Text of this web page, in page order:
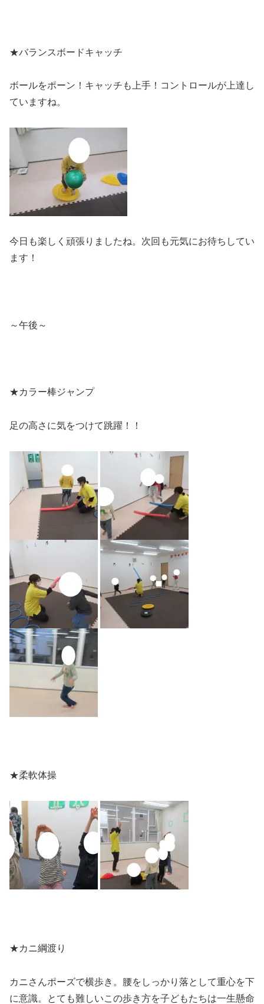
★バランスボードキャッチ
ボールをポーン！キャッチも上手！コントロールが上達し
ていますね。
今日も楽しく頑張りましたね。次回も元気にお待ちしてい
ます！
～午後～
★カラー棒ジャンプ
足の高さに気をつけて跳躍！！
★柔軟体操
★カニ綱渡り
カニさんポーズで横歩き。腰をしっかり落として重心を下
に意識。とても難しいこの歩き方を子どもたちは一生懸命